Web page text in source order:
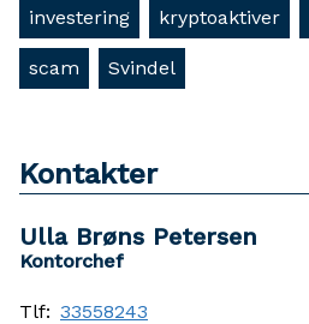
investering kryptoaktiver
scam Svindel
Kontakter
Ulla Brøns Petersen
Kontorchef
Tlf: 33558243